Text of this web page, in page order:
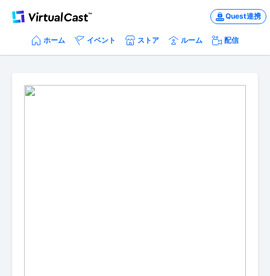
Quest連携
ホーム イベント ストア ルーム 配信